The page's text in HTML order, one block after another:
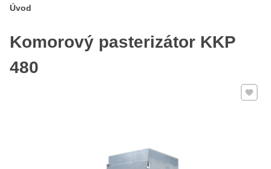
Úvod
Komorový pasterizátor KKP
480
Pridať